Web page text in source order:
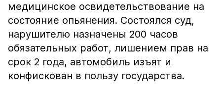
медицинское освидетельствование на
состояние опьянения. Состоялся суд,
нарушителю назначены 200 часов
обязательных работ, лишением прав на
срок 2 года, автомобиль изъят и
конфискован в пользу государства.